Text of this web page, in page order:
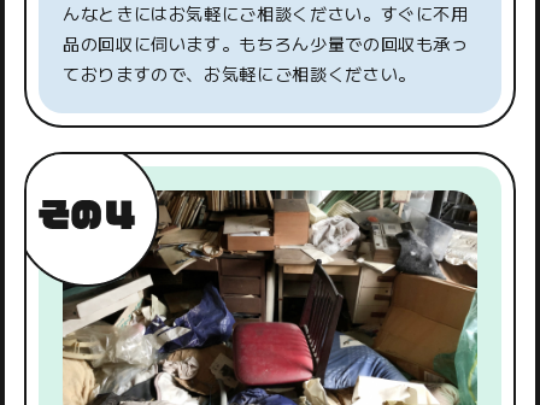
んなときにはお気軽にご相談ください。すぐに不用
品の回収に伺います。もちろん少量での回収も承っ
ておりますので、お気軽にご相談ください。